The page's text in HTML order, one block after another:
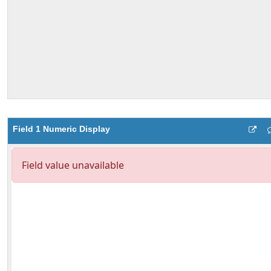
Field 1 Numeric Display